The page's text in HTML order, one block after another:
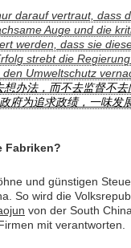
darauf vertraut, dass
Auge und die
werden, dass sie
strebt die
Umweltschutz
想办法，而不去监督不
府为追求政绩，一味发
Fabriken?
und günstigen
So wird die
von der South
mit verantworten.